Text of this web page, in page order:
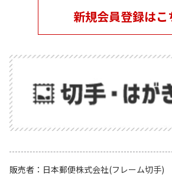
新規会員登録はこ
販売者
日本郵便株式会社(フレーム切手)